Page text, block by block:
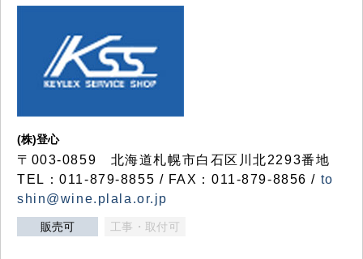
(株)登心
〒003-0859 北海道札幌市白石区川北2293番地
TEL：011-879-8855 / FAX：011-879-8856 / to
shin@wine.plala.or.jp
販売可 工事・取付可